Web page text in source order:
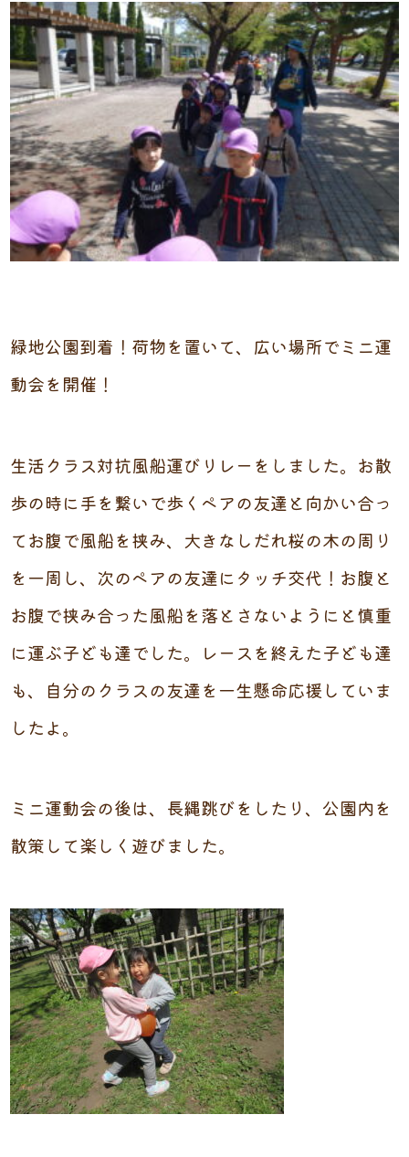
緑地公園到着！荷物を置いて、広い場所でミニ運
動会を開催！
生活クラス対抗風船運びリレーをしました。お散
歩の時に手を繋いで歩くペアの友達と向かい合っ
てお腹で風船を挟み、大きなしだれ桜の木の周り
を一周し、次のペアの友達にタッチ交代！お腹と
お腹で挟み合った風船を落とさないようにと慎重
に運ぶ子ども達でした。レースを終えた子ども達
も、自分のクラスの友達を一生懸命応援していま
したよ。
ミニ運動会の後は、長縄跳びをしたり、公園内を
散策して楽しく遊びました。